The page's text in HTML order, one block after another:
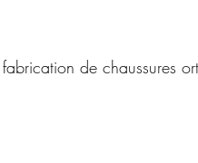
de chaussures